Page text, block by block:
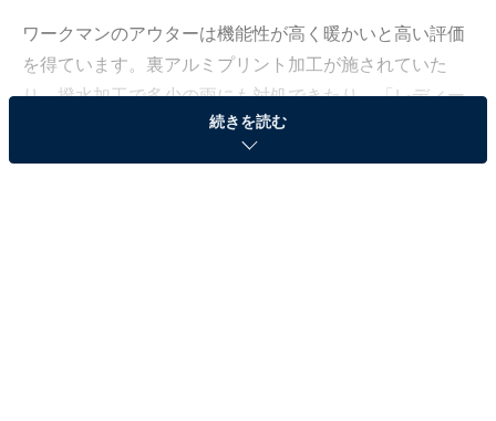
ワークマンのアウターは機能性が高く暖かいと高い評価
を得ています。裏アルミプリント加工が施されていた
り、撥水加工で多少の雨にも対処できたり。「レディー
ス防風撥水ストレッチウォームフーディー」（以下、ウ
続きを読む